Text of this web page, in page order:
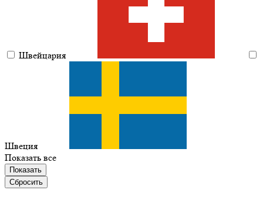
Швейцария
Швеция
Показать все
Показать
Сбросить